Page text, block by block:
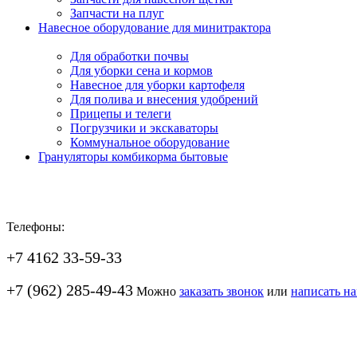
Запчасти на плуг
Навесное оборудование для минитрактора
Для обработки почвы
Для уборки сена и кормов
Навесное для уборки картофеля
Для полива и внесения удобрений
Прицепы и телеги
Погрузчики и экскаваторы
Коммунальное оборудование
Грануляторы комбикорма бытовые
Телефоны:
+7 4162 33-59-33
+7 (962) 285-49-43 Можно заказать звонок или написать